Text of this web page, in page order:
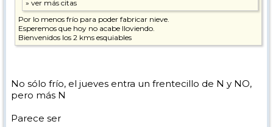
Por lo menos frío para poder fabricar nieve.
Esperemos que hoy no acabe lloviendo.
Bienvenidos los 2 kms esquiables
No sólo frío, el jueves entra un frentecillo de N y NO,
pero más N
Parece ser